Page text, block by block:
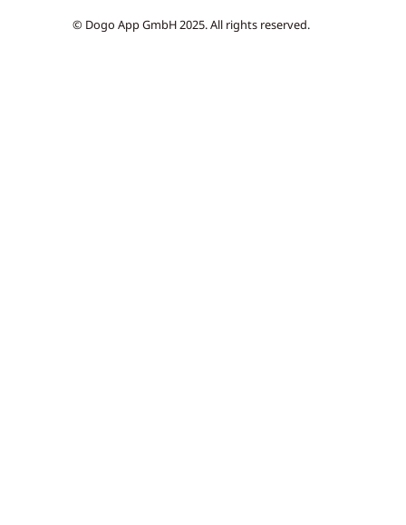
© Dogo App GmbH 2025. All rights reserved.